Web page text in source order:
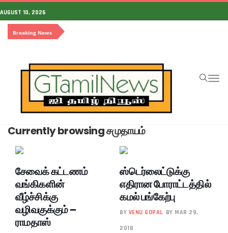
AUGUST 10, 2026
Breaking News
Currently browsing சமுதாயம்
சேவைக் கட்டணம்
வங்கிகளின்
வீழ்ச்சிக்கு
வழிவகுக்கும் –
ராமதாஸ்
ஸ்டெர்லைட்டுக்கு
எதிரான போராட்டத்தில்
கமல் பங்கேற்பு
BY VENU GOPAL BY MAR 29,
2018